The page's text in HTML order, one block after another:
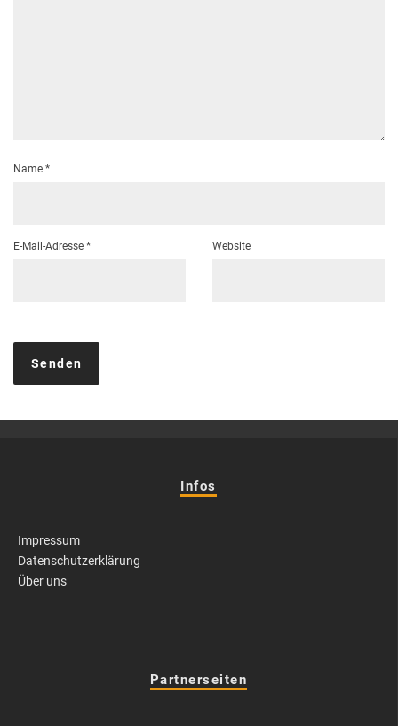
Name *
E-Mail-Adresse * Website
Infos
Impressum
Datenschutzerklärung
Über uns
Partnerseiten